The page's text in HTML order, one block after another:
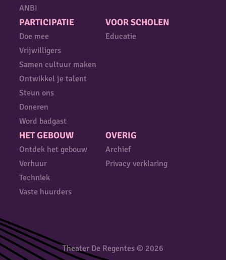
ANBI
PARTICIPATIE
Doe mee
Vrijwilligers
Samen cultuur maken
Ontwikkel je talent
Steun ons
Doneren
Word badgast
VOOR SCHOLEN
Educatie
HET GEBOUW
Ontdek het gebouw
Verhuur
Techniek
Vaste huurders
OVERIG
Archief
Privacy verklaring
Theater De Regentes © 2026